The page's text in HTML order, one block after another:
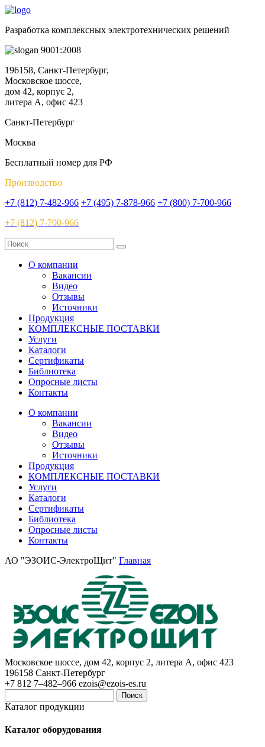
Разработка комплексных электротехнических решений
9001:2008
196158, Санкт-Петербург,
Московское шоссе,
дом 42, корпус 2,
литера А, офис 423
Санкт-Петербург
Москва
Бесплатный номер для РФ
Производство
+7 (812) 7-482-966 +7 (495) 7-878-966 +7 (800) 7-700-966
+7 (812) 7-700-966
О компании
Вакансии
Видео
Отзывы
Источники
Продукция
КОМПЛЕКСНЫЕ ПОСТАВКИ
Услуги
Каталоги
Сертификаты
Библиотека
Опросные листы
Контакты
О компании
Вакансии
Видео
Отзывы
Источники
Продукция
КОМПЛЕКСНЫЕ ПОСТАВКИ
Услуги
Каталоги
Сертификаты
Библиотека
Опросные листы
Контакты
АО "ЭЗОИС-ЭлектроЩит" Главная
Московское шоссе, дом 42, корпус 2, литера А, офис 423
196158 Санкт-Петербург
+7 812 7–482–966 ezois@ezois-es.ru
Поиск
Каталог продукции
Каталог оборудования